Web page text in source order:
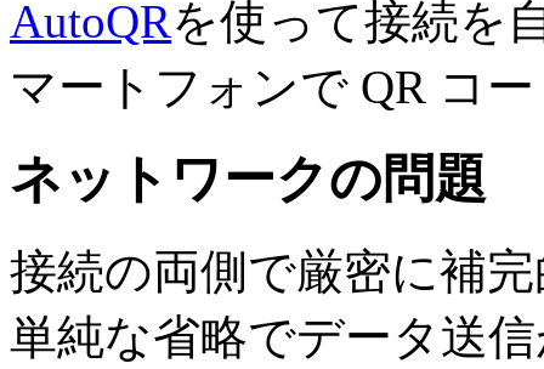
AutoQRを使って接続を
マートフォンで QR コ
ネットワークの問題
接続の両側で厳密に補
単純な省略でデータ送